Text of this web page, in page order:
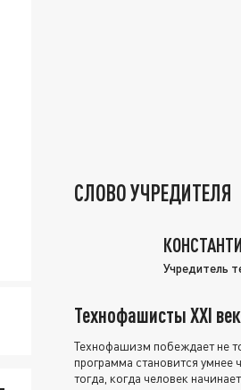
СЛОВО УЧРЕДИТЕЛЯ
Учредитель
Технофашисты XXI
Технофашизм побеждает не
программа становится умнее
тогда, когда человек